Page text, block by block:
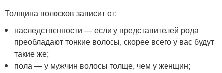
Толщина волосков зависит от:
наследственности — если у представителей рода
преобладают тонкие волосы, скорее всего у вас будут
такие же;
пола — у мужчин волосы толще, чем у женщин;